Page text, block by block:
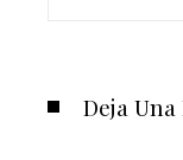
Deja